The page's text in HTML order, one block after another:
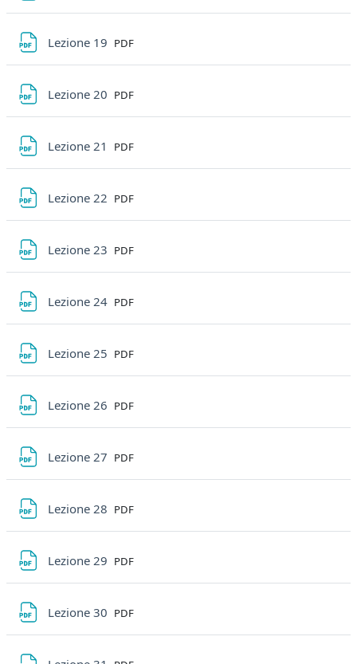
Lezione 19 File
PDF
Lezione 20 File
PDF
Lezione 21 File
PDF
Lezione 22 File
PDF
Lezione 23 File
PDF
Lezione 24 File
PDF
Lezione 25 File
PDF
Lezione 26 File
PDF
Lezione 27 File
PDF
Lezione 28 File
PDF
Lezione 29 File
PDF
Lezione 30 File
PDF